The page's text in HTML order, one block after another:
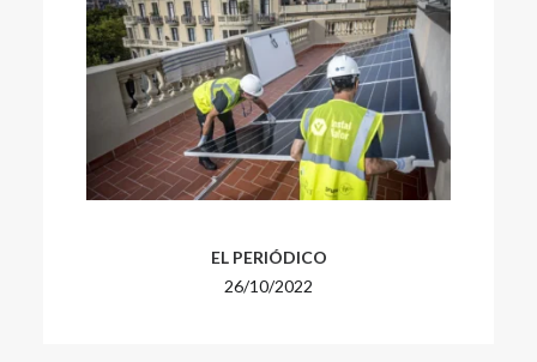
EL PERIÓDICO
26/10/2022